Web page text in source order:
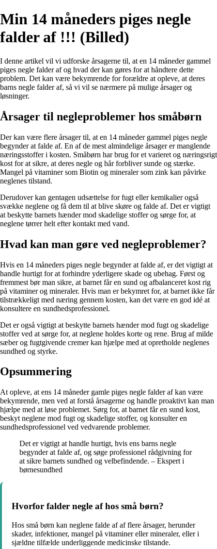
Min 14 måneders piges negle
falder af !!! (Billed)
I denne artikel vil vi udforske årsagerne til, at en 14 måneder gammel
piges negle falder af og hvad der kan gøres for at håndtere dette
problem. Det kan være bekymrende for forældre at opleve, at deres
barns negle falder af, så vi vil se nærmere på mulige årsager og
løsninger.
Årsager til negleproblemer hos småbørn
Der kan være flere årsager til, at en 14 måneder gammel piges negle
begynder at falde af. En af de mest almindelige årsager er manglende
næringsstoffer i kosten. Småbørn har brug for et varieret og næringsrigt
kost for at sikre, at deres negle og hår forbliver sunde og stærke.
Mangel på vitaminer som Biotin og mineraler som zink kan påvirke
neglenes tilstand.
Derudover kan gentagen udsættelse for fugt eller kemikalier også
svække neglene og få dem til at blive skøre og falde af. Det er vigtigt
at beskytte barnets hænder mod skadelige stoffer og sørge for, at
neglene tørrer helt efter kontakt med vand.
Hvad kan man gøre ved negleproblemer?
Hvis en 14 måneders piges negle begynder at falde af, er det vigtigt at
handle hurtigt for at forhindre yderligere skade og ubehag. Først og
fremmest bør man sikre, at barnet får en sund og afbalanceret kost rig
på vitaminer og mineraler. Hvis man er bekymret for, at barnet ikke får
tilstrækkeligt med næring gennem kosten, kan det være en god idé at
konsultere en sundhedsprofessionel.
Det er også vigtigt at beskytte barnets hænder mod fugt og skadelige
stoffer ved at sørge for, at neglene holdes korte og rene. Brug af milde
sæber og fugtgivende cremer kan hjælpe med at opretholde neglenes
sundhed og styrke.
Opsummering
At opleve, at ens 14 måneder gamle piges negle falder af kan være
bekymrende, men ved at forstå årsagerne og handle proaktivt kan man
hjælpe med at løse problemet. Sørg for, at barnet får en sund kost,
beskyt neglene mod fugt og skadelige stoffer, og konsulter en
sundhedsprofessionel ved vedvarende problemer.
Det er vigtigt at handle hurtigt, hvis ens barns negle
begynder at falde af, og søge professionel rådgivning for
at sikre barnets sundhed og velbefindende. – Ekspert i
børnesundhed
Hvorfor falder negle af hos små børn?
Hos små børn kan neglene falde af af flere årsager, herunder
skader, infektioner, mangel på vitaminer eller mineraler, eller i
sjældne tilfælde underliggende medicinske tilstande.